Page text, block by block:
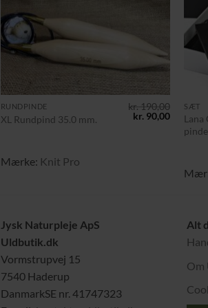
RUNDPINDE
XL Rundpind 35.0 mm.
kr.190,00
Den
oprindelige
kr. 90,00Den
aktuelle
pris
Mærke: Knit Pro
SÆT
Lana
Jysk Naturpleje ApS
Uldbutik.dk
Vormstrupvej 15
7540 Haderup
DanmarkSE nr. 41747323
Alt
Om